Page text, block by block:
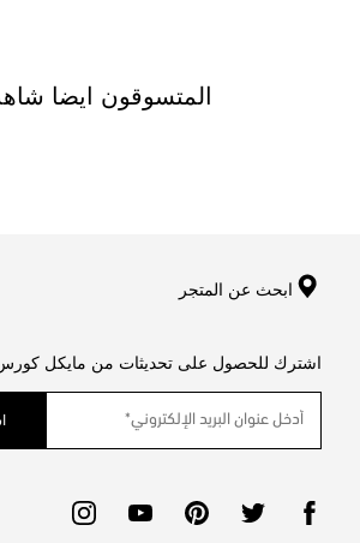
المتسوقون ايضا
ابحث عن المتجر
اشترك للحصول على تحديثات من مايكل